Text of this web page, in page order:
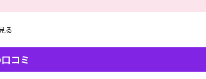
る
コミ